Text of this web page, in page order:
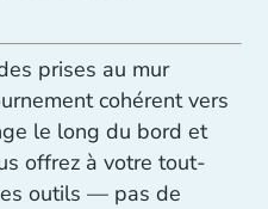
prises au mur
cohérent vers
le long du bord et
offrez à votre tout-
outils — pas de